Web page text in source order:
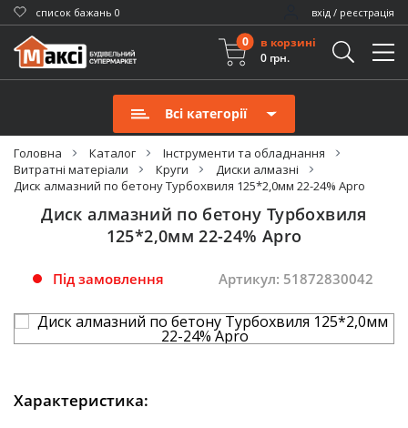
cписок бажань 0 вхід / реєстрація
0
в корзині
0 грн.
Всі категорії
Головна Каталог
Інструменти та обладнання
Витратні матеріали
Круги
Диски алмазні
Диск алмазний по бетону Турбохвиля 125*2,0мм 22-24% Apro
Диск алмазний по бетону Турбохвиля
125*2,0мм 22-24% Apro
Під замовлення Артикул: 51872830042
Характеристика: